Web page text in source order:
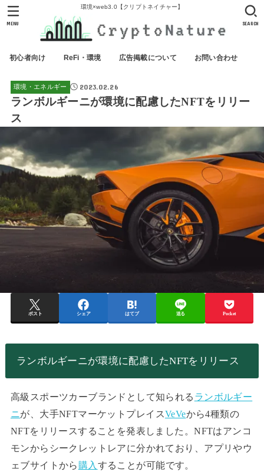
環境×web3.0【クリプトネイチャー】
初心者向け ReFi・環境 広告掲載について お問い合わせ
SEARCH
MENU
環境・エネルギー 2023.02.26
ランボルギーニが環境に配慮したNFTをリリー
ス
ポスト シェア はてブ 送る Pocket
ランボルギーニが環境に配慮したNFTをリリース
高級スポーツカーブランドとして知られる ランボルギー
ニが、大手NFTマーケットプレイスVeVeから4種類の
NFTをリリースすることを発表しました。NFTはアンコ
モンからシークレットレアに分かれており、アプリやウ
ェブサイトから購入することが可能です。